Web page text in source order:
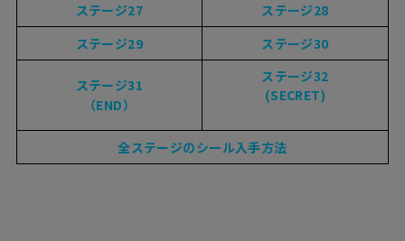
ステージ27
ステージ28
ステージ29
ステージ30
ステージ31
（END）
ステージ32
(SECRET)
全ステージのシール入手方法